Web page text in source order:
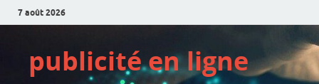
7 août 2026
publicité en ligne